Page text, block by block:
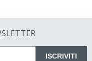
ISCRIVITI